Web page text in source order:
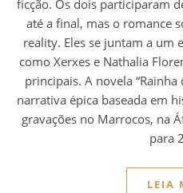
ficção. Os dois participaram
até a final, mas o romance
reality. Eles se juntam a um
como Xerxes e Nathalia
principais. A novela
narrativa épica baseada em
gravações no Marrocos, na
para
LEIA